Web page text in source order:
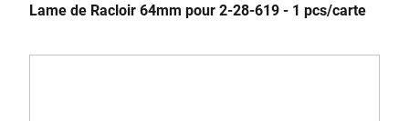
Lame de Racloir 64mm pour 2-28-619 - 1 pcs/carte